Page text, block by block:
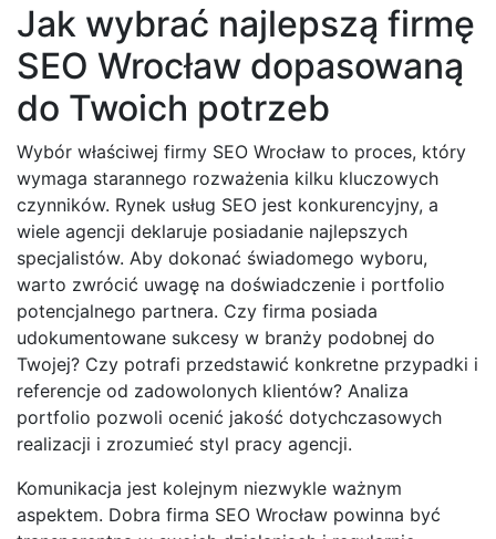
Jak wybrać najlepszą firmę
SEO Wrocław dopasowaną
do Twoich potrzeb
Wybór właściwej firmy SEO Wrocław to proces, który
wymaga starannego rozważenia kilku kluczowych
czynników. Rynek usług SEO jest konkurencyjny, a
wiele agencji deklaruje posiadanie najlepszych
specjalistów. Aby dokonać świadomego wyboru,
warto zwrócić uwagę na doświadczenie i portfolio
potencjalnego partnera. Czy firma posiada
udokumentowane sukcesy w branży podobnej do
Twojej? Czy potrafi przedstawić konkretne przypadki i
referencje od zadowolonych klientów? Analiza
portfolio pozwoli ocenić jakość dotychczasowych
realizacji i zrozumieć styl pracy agencji.
Komunikacja jest kolejnym niezwykle ważnym
aspektem. Dobra firma SEO Wrocław powinna być